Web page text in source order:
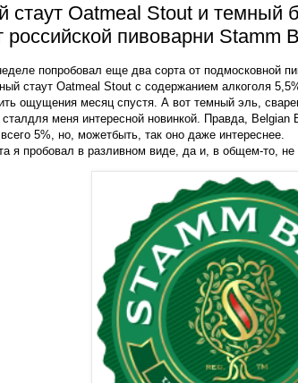
стаут Oatmeal Stout и темный
российской пивоварни Stamm
попробовал еще два сорта от подмосковной
стаут Oatmeal Stout с содержанием алкоголя
ощущения месяц спустя. А вот темный эль,
сталдля меня интересной новинкой. Правда,
5%, но, можетбыть, так оно даже интереснее.
я пробовал в разливном виде, да и, в общем-то, не